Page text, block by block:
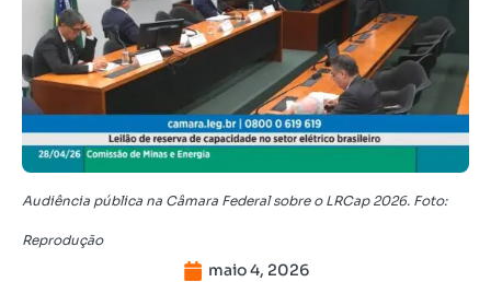
Audiência pública na Câmara Federal sobre o LRCap 2026. Foto:
Reprodução
maio 4, 2026